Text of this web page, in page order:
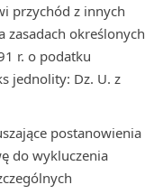
przychód z innych
zasadach określonych
r. o podatku
jednolity: Dz. U. z
postanowienia
do wykluczenia